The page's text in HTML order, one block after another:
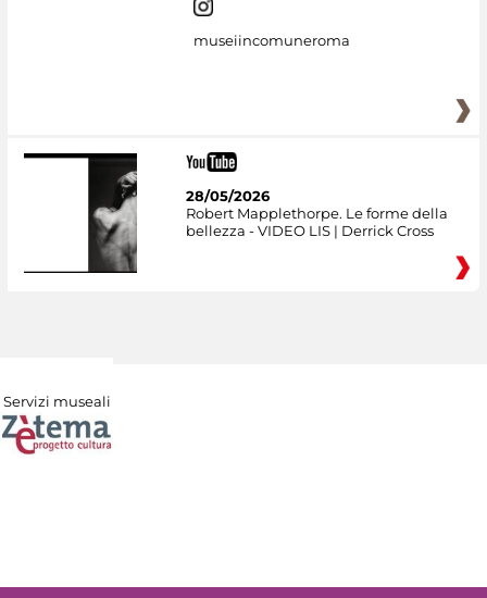
museiincomuneroma
28/05/2026
Robert Mapplethorpe. Le forme della
bellezza - VIDEO LIS | Derrick Cross
Servizi museali